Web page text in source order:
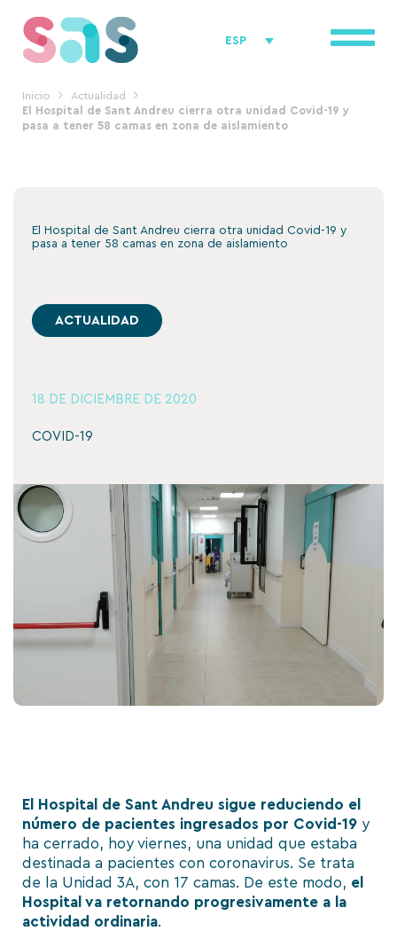
contenido
ESP
Inicio
Actualidad
El Hospital de Sant Andreu cierra otra unidad Covid-19 y
pasa a tener 58 camas en zona de aislamiento
El Hospital de Sant Andreu cierra otra unidad Covid-19 y
pasa a tener 58 camas en zona de aislamiento
ACTUALIDAD
18 DE DICIEMBRE DE 2020
COVID-19
El Hospital de Sant Andreu sigue reduciendo el
número de pacientes ingresados por Covid-19 y
ha cerrado, hoy viernes, una unidad que estaba
destinada a pacientes con coronavirus. Se trata
de la Unidad 3A, con 17 camas. De este modo, el
Hospital va retornando progresivamente a la
actividad ordinaria.